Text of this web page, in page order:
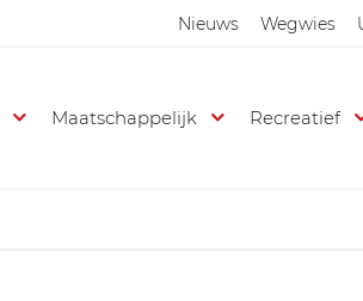
Nieuws Wegwies
Maatschappelijk Recreatief